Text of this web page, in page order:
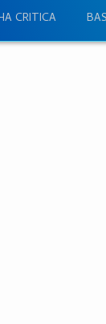
CRITICA